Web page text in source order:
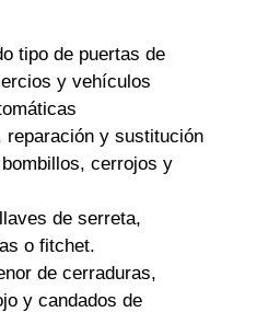
tipo de puertas de
y vehículos
reparación y sustitución
cerrojos y
de serreta,
o fitchet.
de cerraduras,
y candados de